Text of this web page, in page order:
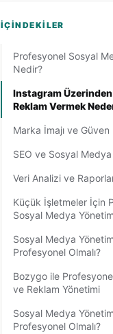
İÇINDEKILER
Profesyonel Sosyal
Nedir?
Instagram
Reklam Vermek
Marka İmajı ve Güven
SEO ve Sosyal
Veri Analizi ve
Küçük İşletmeler İçin
Sosyal Medya
Sosyal Medya
Profesyonel Olmalı?
Bozygo ile
ve Reklam Yönetimi
Sosyal Medya
Profesyonel Olmalı?